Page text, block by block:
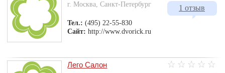
1 отзыв
г. Москва, Санкт-Петербург
Тел.:(495) 22-55-830
Сайт: http://www.dvorick.ru
Лего Салон